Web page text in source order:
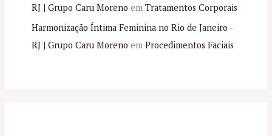
RJ | Grupo Caru Moreno em Tratamentos Corporais
Harmonização Íntima Feminina no Rio de Janeiro -
RJ | Grupo Caru Moreno em Procedimentos Faciais